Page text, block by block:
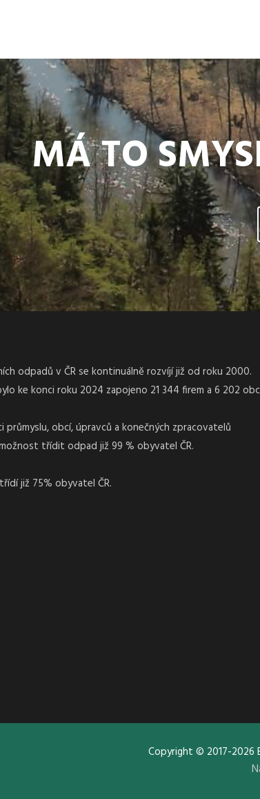
MÁ TO
odpadů v ČR se kontinuálně rozvíjí již od roku 2000.
ke konci roku 2024 zapojeno 21 344 firem a 6 202
průmyslu, obcí, úpravců a konečných zpracovatelů
třídit odpad již 99 % obyvatel ČR.
již 75% obyvatel ČR.
Copyright © 2017-2026